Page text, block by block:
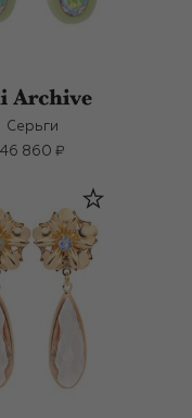
Серьги
46 860 ₽